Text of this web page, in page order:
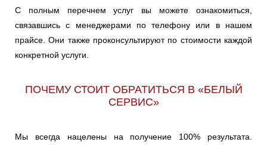
С полным перечнем услуг вы можете ознакомиться,
связавшись с менеджерами по телефону или в нашем
прайсе. Они также проконсультируют по стоимости каждой
конкретной услуги.
ПОЧЕМУ СТОИТ ОБРАТИТЬСЯ В «БЕЛЫЙ
СЕРВИС»
Мы всегда нацелены на получение 100% результата.